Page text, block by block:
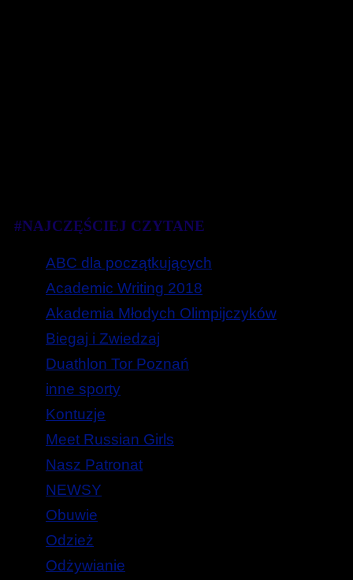
#NAJCZĘŚCIEJ CZYTANE
ABC dla początkujących
Academic Writing 2018
Akademia Młodych Olimpijczyków
Biegaj i Zwiedzaj
Duathlon Tor Poznań
inne sporty
Kontuzje
Meet Russian Girls
Nasz Patronat
NEWSY
Obuwie
Odzież
Odżywianie